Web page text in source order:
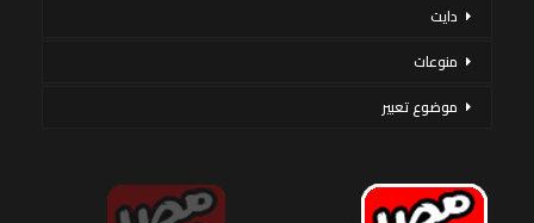
دايت
منوعات
موضوع تعبير